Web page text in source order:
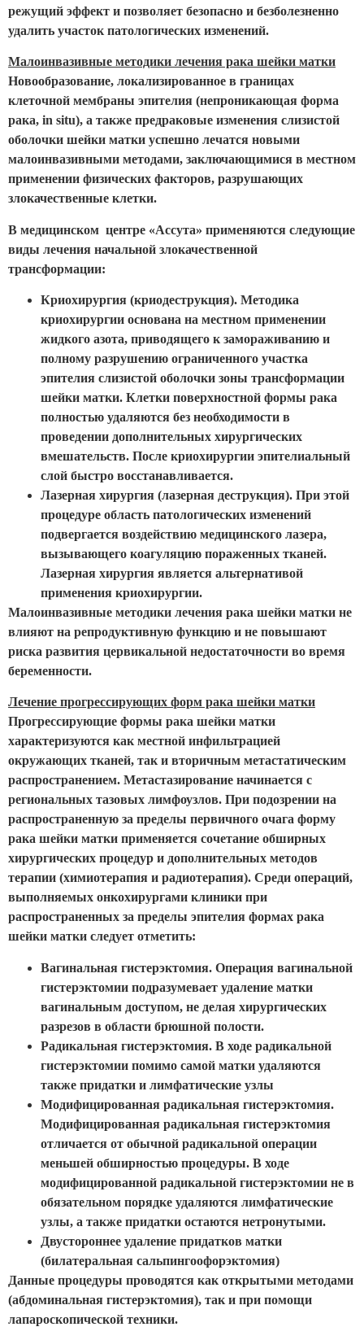
режущий эффект и позволяет безопасно и безболезненно
удалить участок патологических изменений.
Малоинвазивные методики лечения рака шейки матки
Новообразование, локализированное в границах
клеточной мембраны эпителия (непроникающая форма
рака, in situ), а также предраковые изменения слизистой
оболочки шейки матки успешно лечатся новыми
малоинвазивными методами, заключающимися в местном
применении физических факторов, разрушающих
злокачественные клетки.
В медицинском центре «Ассута» применяются следующие
виды лечения начальной злокачественной
трансформации:
Криохирургия (криодеструкция). Методика
криохирургии основана на местном применении
жидкого азота, приводящего к замораживанию и
полному разрушению ограниченного участка
эпителия слизистой оболочки зоны трансформации
шейки матки. Клетки поверхностной формы рака
полностью удаляются без необходимости в
проведении дополнительных хирургических
вмешательств. После криохирургии эпителиальный
слой быстро восстанавливается.
Лазерная хирургия (лазерная деструкция). При этой
процедуре область патологических изменений
подвергается воздействию медицинского лазера,
вызывающего коагуляцию пораженных тканей.
Лазерная хирургия является альтернативой
применения криохирургии.
Малоинвазивные методики лечения рака шейки матки не
влияют на репродуктивную функцию и не повышают
риска развития цервикальной недостаточности во время
беременности.
Лечение прогрессирующих форм рака шейки матки
Прогрессирующие формы рака шейки матки
характеризуются как местной инфильтрацией
окружающих тканей, так и вторичным метастатическим
распространением. Метастазирование начинается с
региональных тазовых лимфоузлов. При подозрении на
распространенную за пределы первичного очага форму
рака шейки матки применяется сочетание обширных
хирургических процедур и дополнительных методов
терапии (химиотерапия и радиотерапия). Среди операций,
выполняемых онкохирургами клиники при
распространенных за пределы эпителия формах рака
шейки матки следует отметить:
Вагинальная гистерэктомия. Операция вагинальной
гистерэктомии подразумевает удаление матки
вагинальным доступом, не делая хирургических
разрезов в области брюшной полости.
Радикальная гистерэктомия. В ходе радикальной
гистерэктомии помимо самой матки удаляются
также придатки и лимфатические узлы
Модифицированная радикальная гистерэктомия.
Модифицированная радикальная гистерэктомия
отличается от обычной радикальной операции
меньшей обширностью процедуры. В ходе
модифицированной радикальной гистерэктомии не в
обязательном порядке удаляются лимфатические
узлы, а также придатки остаются нетронутыми.
Двустороннее удаление придатков матки
(билатеральная сальпингоофорэктомия)
Данные процедуры проводятся как открытыми методами
(абдоминальная гистерэктомия), так и при помощи
лапароскопической техники.